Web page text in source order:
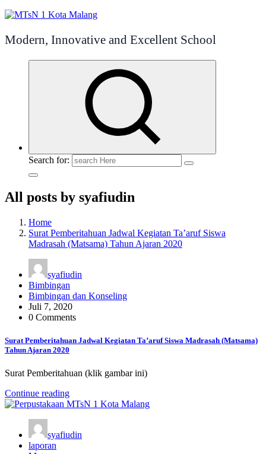
Modern, Innovative and Excellent School
Search for:
All posts by syafiudin
Home
Surat Pemberitahuan Jadwal Kegiatan Ta’aruf Siswa
Madrasah (Matsama) Tahun Ajaran 2020
syafiudin
Bimbingan
Bimbingan dan Konseling
Juli 7, 2020
0 Comments
Surat Pemberitahuan Jadwal Kegiatan Ta’aruf Siswa Madrasah (Matsama)
Tahun Ajaran 2020
Surat Pemberitahuan (klik gambar ini)
Continue reading
syafiudin
laporan